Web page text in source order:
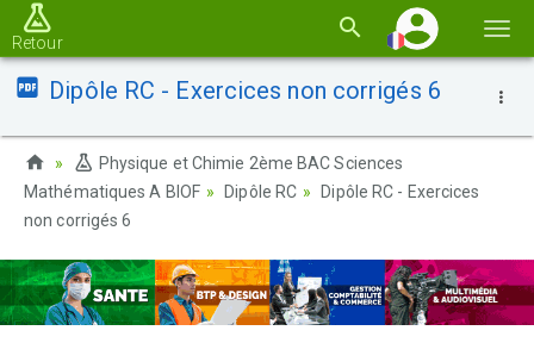
la
Retour
Dipôle RC - Exercices non corrigés 6
Physique et Chimie 2ème BAC Sciences
Mathématiques A BIOF
Dipôle RC
Dipôle RC - Exercices
non corrigés 6